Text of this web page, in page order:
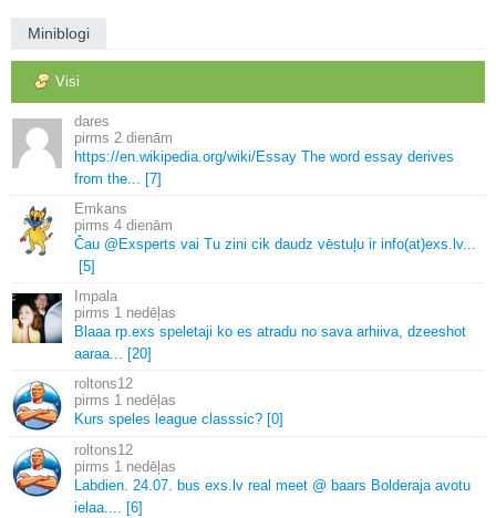
Miniblogi
Visi
dares
2 dienām
https://en.wikipedia.org/wiki/Essay The word essay derives
from the... [7]
Emkans
4 dienām
Čau @Exsperts vai Tu zini cik daudz vēstuļu ir info(at)exs. lv...
[5]
Impala
1 nedēļas
Blaaa rp.exs speletaji ko es atradu no sava arhiiva, dzeeshot
aaraa... [20]
roltons12
1 nedēļas
Kurs speles league classsic? [0]
roltons12
1 nedēļas
Labdien. 24.07. bus exs. lv real meet @ baars Bolderaja avotu
ielaa.... [6]